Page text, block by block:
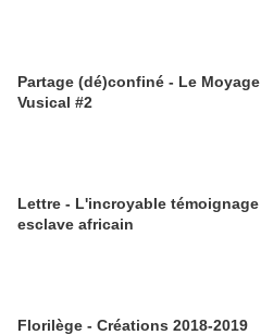
Partage (dé)confiné - Le Moyage
Vusical #2
Lettre - L'incroyable
esclave africain
Florilège - Créations 2018-2019